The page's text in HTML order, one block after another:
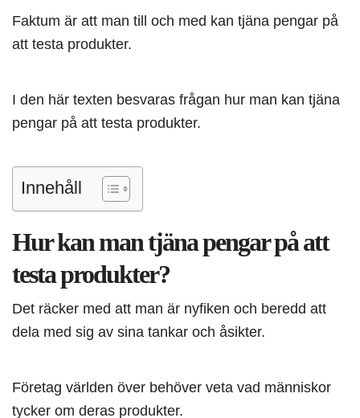
Faktum är att man till och med kan tjäna pengar på
att testa produkter.
I den här texten besvaras frågan hur man kan tjäna
pengar på att testa produkter.
Innehåll
Hur kan man tjäna pengar på att
testa produkter?
Det räcker med att man är nyfiken och beredd att
dela med sig av sina tankar och åsikter.
Företag världen över behöver veta vad människor
tycker om deras produkter.